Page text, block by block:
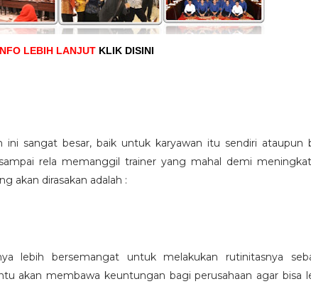
LEBIH LANJUT KLIK DISINI
ini sangat besar, baik untuk karyawan itu sendiri ataupun
rela memanggil trainer yang mahal demi
akan dirasakan adalah :
lebih bersemangat untuk melakukan rutinitasnya
akan membawa keuntungan bagi perusahaan agar bisa